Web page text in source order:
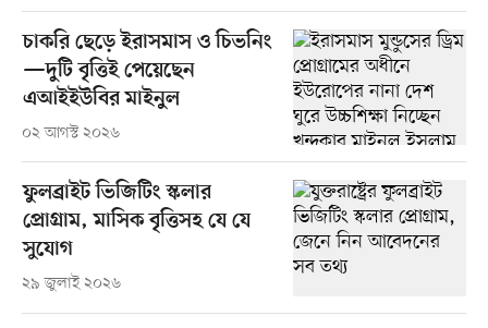
চাকরি ছেড়ে ইরাসমাস ও চিভনিং
—দুটি বৃত্তিই পেয়েছেন
এআইইউবির মাইনুল
০২ আগস্ট ২০২৬
ফুলব্রাইট ভিজিটিং স্কলার
প্রোগ্রাম, মাসিক বৃত্তিসহ যে যে
সুযোগ
২৯ জুলাই ২০২৬